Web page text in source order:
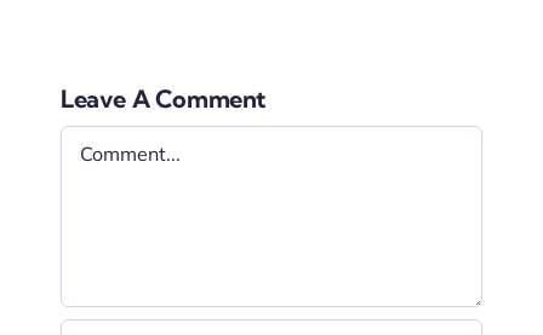
Leave A Comment
Comment